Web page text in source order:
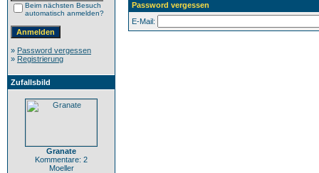
Beim nächsten Besuch
automatisch anmelden?
» Password vergessen
» Registrierung
Zufallsbild
Granate
Kommentare: 2
Moeller
Password vergessen
E-Mail: